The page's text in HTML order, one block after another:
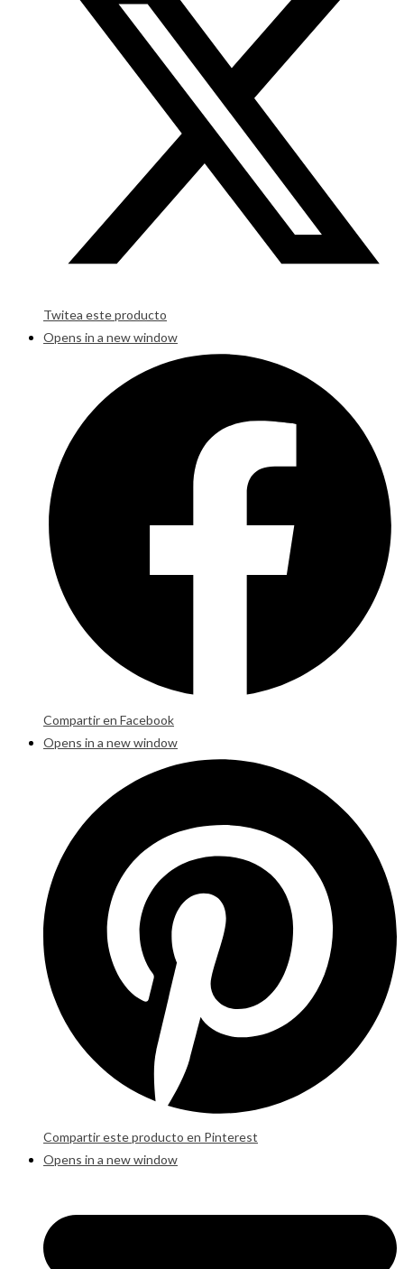
Twitea este producto
Opens in a new window
Compartir en Facebook
Opens in a new window
Compartir este producto en Pinterest
Opens in a new window